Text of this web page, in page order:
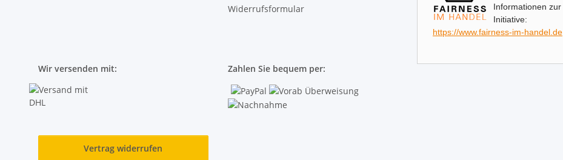
Widerrufsformular
Informationen zur
Initiative:
https://www.fairness-im-handel.de
Wir versenden mit: Zahlen Sie bequem per:
Vertrag widerrufen